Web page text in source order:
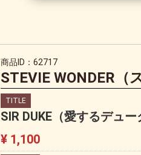
商品ID：62717
STEVIE WONDER（
TITLE
SIR DUKE（愛するデュ
¥ 1,100